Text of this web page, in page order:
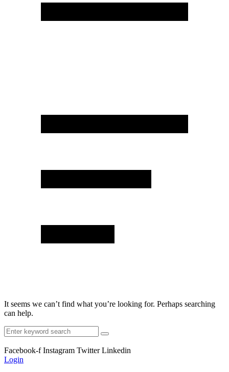
It seems we can’t find what you’re looking for. Perhaps searching
can help.
Search
for:
Facebook-f Instagram Twitter Linkedin
Login